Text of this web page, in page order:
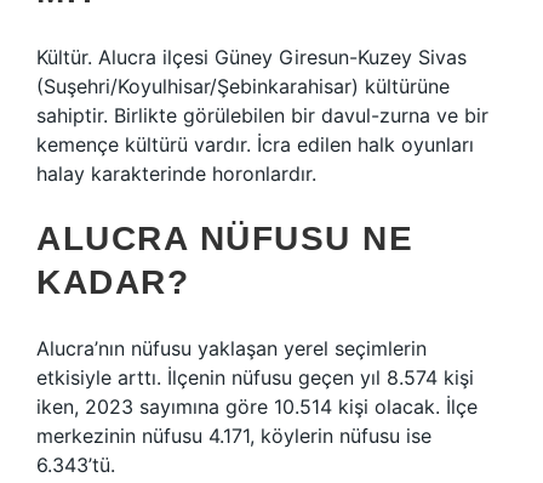
Kültür. Alucra ilçesi Güney Giresun-Kuzey Sivas
(Suşehri/Koyulhisar/Şebinkarahisar) kültürüne
sahiptir. Birlikte görülebilen bir davul-zurna ve bir
kemençe kültürü vardır. İcra edilen halk oyunları
halay karakterinde horonlardır.
ALUCRA NÜFUSU NE
KADAR?
Alucra’nın nüfusu yaklaşan yerel seçimlerin
etkisiyle arttı. İlçenin nüfusu geçen yıl 8.574 kişi
iken, 2023 sayımına göre 10.514 kişi olacak. İlçe
merkezinin nüfusu 4.171, köylerin nüfusu ise
6.343’tü.